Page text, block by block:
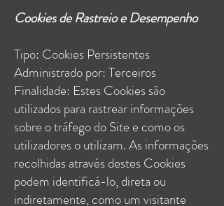
Cookies de Rastreio e Desempenho
Tipo: Cookies Persistentes
Administrado por: Terceiros
Finalidade: Estes Cookies são
utilizados para rastrear informações
sobre o tráfego do Site e como os
utilizadores o utilizam. As informações
recolhidas através destes Cookies
podem identificá-lo, direta ou
indiretamente, como um visitante